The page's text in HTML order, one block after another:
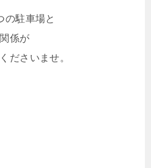
の駐車場と
係が
ださいませ。